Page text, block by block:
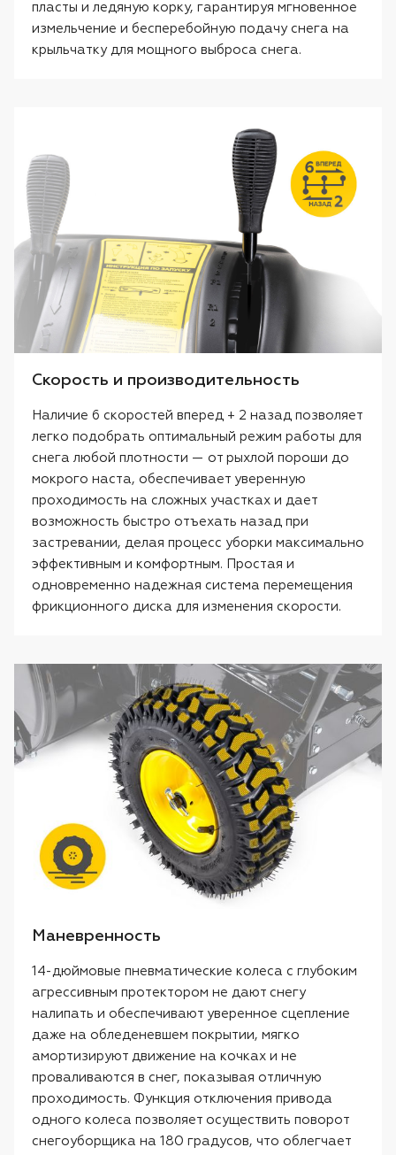
пласты и ледяную корку, гарантируя мгновенное
измельчение и бесперебойную подачу снега на
крыльчатку для мощного выброса снега.
Скорость и производительность
Наличие 6 скоростей вперед + 2 назад позволяет
легко подобрать оптимальный режим работы для
снега любой плотности — от рыхлой пороши до
мокрого наста, обеспечивает уверенную
проходимость на сложных участках и дает
возможность быстро отъехать назад при
застревании, делая процесс уборки максимально
эффективным и комфортным. Простая и
одновременно надежная система перемещения
фрикционного диска для изменения скорости.
Маневренность
14-дюймовые пневматические колеса с глубоким
агрессивным протектором не дают снегу
налипать и обеспечивают уверенное сцепление
даже на обледеневшем покрытии, мягко
амортизируют движение на кочках и не
проваливаются в снег, показывая отличную
проходимость. Функция отключения привода
одного колеса позволяет осуществить поворот
снегоуборщика на 180 градусов, что облегчает